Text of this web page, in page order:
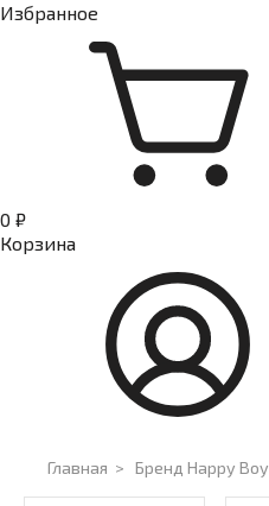
Избранное
0 ₽
Корзина
Главная > Бренд Happy Boy